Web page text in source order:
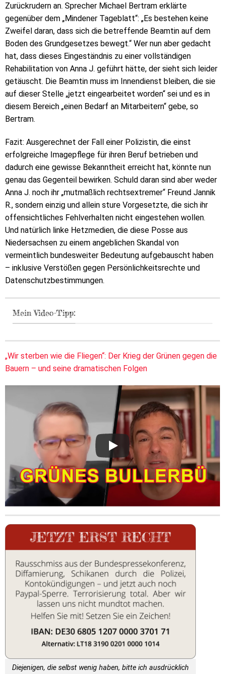
Zurückrudern an. Sprecher Michael Bertram erklärte
gegenüber dem „Mindener Tageblatt“: „Es bestehen keine
Zweifel daran, dass sich die betreffende Beamtin auf dem
Boden des Grundgesetzes bewegt.“ Wer nun aber gedacht
hat, dass dieses Eingeständnis zu einer vollständigen
Rehabilitation von Anna J. geführt hätte, der sieht sich leider
getäuscht. Die Beamtin muss im Innendienst bleiben, die sie
auf dieser Stelle „jetzt eingearbeitet worden“ sei und es in
diesem Bereich „einen Bedarf an Mitarbeitern“ gebe, so
Bertram.
Fazit: Ausgerechnet der Fall einer Polizistin, die einst
erfolgreiche Imagepflege für ihren Beruf betrieben und
dadurch eine gewisse Bekanntheit erreicht hat, könnte nun
genau das Gegenteil bewirken. Schuld daran sind aber weder
Anna J. noch ihr „mutmaßlich rechtsextremer“ Freund Jannik
R., sondern einzig und allein sture Vorgesetzte, die sich ihr
offensichtliches Fehlverhalten nicht eingestehen wollen.
Und natürlich linke Hetzmedien, die diese Posse aus
Niedersachsen zu einem angeblichen Skandal von
vermeintlich bundesweiter Bedeutung aufgebauscht haben
– inklusive Verstößen gegen Persönlichkeitsrechte und
Datenschutzbestimmungen.
Mein Video-Tipp:
„Wir sterben wie die Fliegen“: Der Krieg der Grünen gegen die
Bauern – und seine dramatischen Folgen
Diejenigen, die selbst wenig haben, bitte ich ausdrücklich